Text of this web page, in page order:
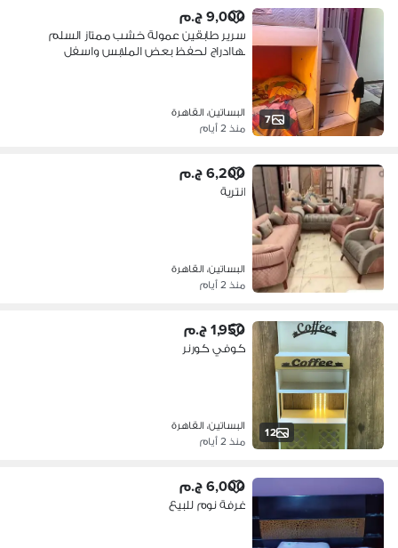
7
9,000 ج.م
سرير طابقين عمولة خشب ممتاز السلم
بهاادراج لحفظ بعض الملابس واسفل
البساتين، القاهرة
منذ 2 أيام
6,200 ج.م
انترية
البساتين، القاهرة
منذ 2 أيام
12
1,950 ج.م
كوفي كورنر
البساتين، القاهرة
منذ 2 أيام
6,000 ج.م
غرفة نوم للبيع